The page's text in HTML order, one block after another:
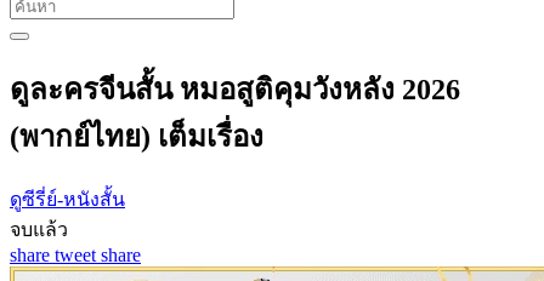
ดูละครจีนสั้น หมอสูติคุมวังหลัง 2026
(พากย์ไทย) เต็มเรื่อง
ดูซีรี่ย์-หนังสั้น
จบแล้ว
share tweet share